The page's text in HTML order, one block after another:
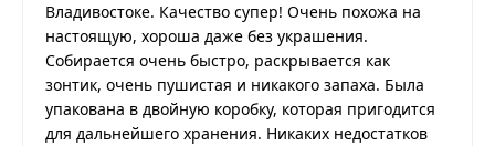
Владивостоке. Качество супер! Очень похожа на
настоящую, хороша даже без украшения.
Собирается очень быстро, раскрывается как
зонтик, очень пушистая и никакого запаха. Была
упакована в двойную коробку, которая пригодится
для дальнейшего хранения. Никаких недостатков